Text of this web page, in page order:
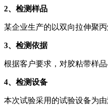
2、检测样品
某企业生产的以双向拉伸聚丙
3、检测依据
根据客户要求，对胶粘带样
4、检测设备
本次试验采用的试验设备为